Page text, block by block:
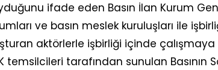
ifade eden Basın İlan Kurum
ve basın meslek kuruluşları ile
aktörlerle işbirliği içinde
temsilcileri tarafından sunulan Basının